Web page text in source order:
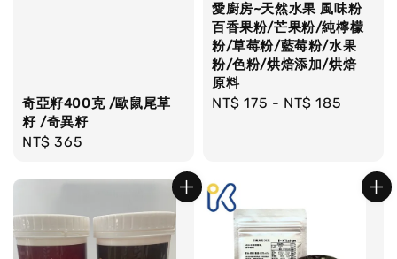
奇亞籽400克 /歐鼠尾草
籽 /奇異籽
Regular
NT$ 365
愛廚房~天然水果 風味粉
百香果粉/芒果粉/純檸檬
粉/草莓粉/藍莓粉/水果
粉/色粉/烘焙添加/烘焙
原料
Regular
NT$ 175 - NT$ 185